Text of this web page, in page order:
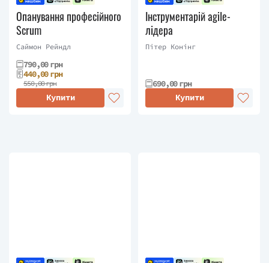
Опанування професійного
Scrum
Саймон Рейндл
790,00 грн
440,00 грн
550,00 грн
Купити
Інструментарій agile-
лідера
Пітер Конінг
690,00 грн
Купити